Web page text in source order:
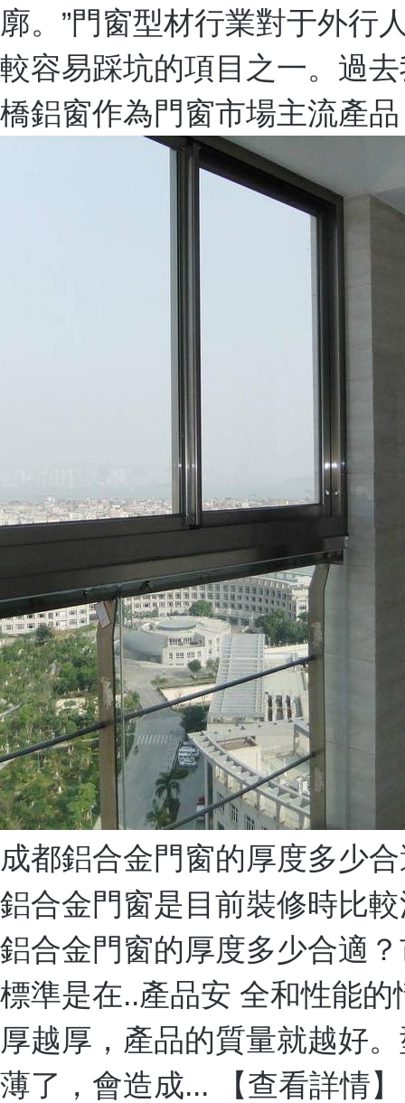
廓。”門窗型材行業對于外行
較容易踩坑的項目之一。過
橋鋁窗作為門窗市場主流產
成都鋁合金門窗的厚度多少
鋁合金門窗是目前裝修時比
鋁合金門窗的厚度多少合適
標準是在..產品安 全和性能
厚越厚，產品的質量就越好
薄了，會造成...
【查看詳情】